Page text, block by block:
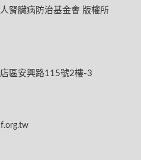
腎臟病防治基金會 版權所
區安興路115號2樓-3